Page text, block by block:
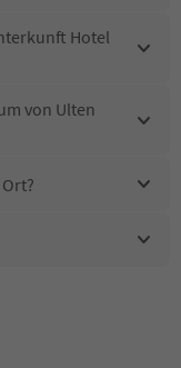
Hotel
von Ulten